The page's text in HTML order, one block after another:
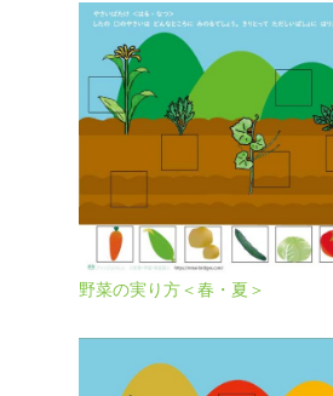
野菜の実り方＜春・夏＞